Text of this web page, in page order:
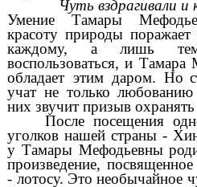
Чуть вздрагивали и
Умение Тамары
красоту природы
каждому, а лишь
воспользоваться, и Тамара
обладает этим даром. Но
учат не только
них звучит призыв
После посещения
уголков нашей страны -
у Тамары Мефодьевны
произведение,
- лотосу. Это необычайное